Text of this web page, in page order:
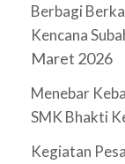
Berbagi
Kencana
Maret 2026
Menebar
SMK Bhakti
Kegiatan